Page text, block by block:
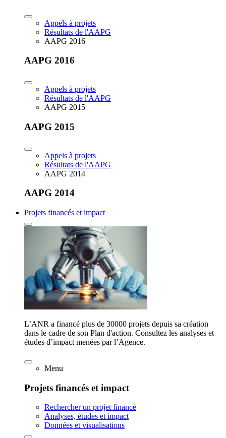
Appels à projets
Résultats de l'AAPG
AAPG 2016
AAPG 2016
Appels à projets
Résultats de l'AAPG
AAPG 2015
AAPG 2015
Appels à projets
Résultats de l'AAPG
AAPG 2014
AAPG 2014
Projets financés et impact
L’ANR a financé plus de 30000 projets depuis sa création
dans le cadre de son Plan d'action. Consultez les analyses et
études d’impact menées par l’Agence.
Menu
Projets financés et impact
Rechercher un projet financé
Analyses, études et impact
Données et visualisations